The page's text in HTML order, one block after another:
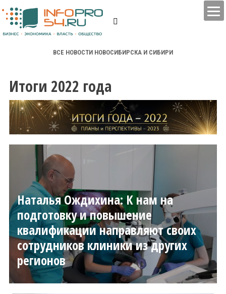
ВСЕ НОВОСТИ НОВОСИБИРСКА И СИБИРИ
Итоги 2022 года
Наталья Ождихина: К нам на
подготовку и повышение
квалификации направляют своих
сотрудников клиники из других
регионов